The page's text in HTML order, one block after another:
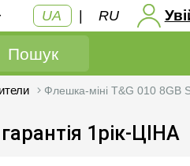
UA | RU
Пошук
Флешка-мiнi T&G 010 8GB
1рiк-ЦIНА